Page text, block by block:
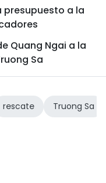
a la
Quang Ngai a la
Sa
rescate Truong Sa